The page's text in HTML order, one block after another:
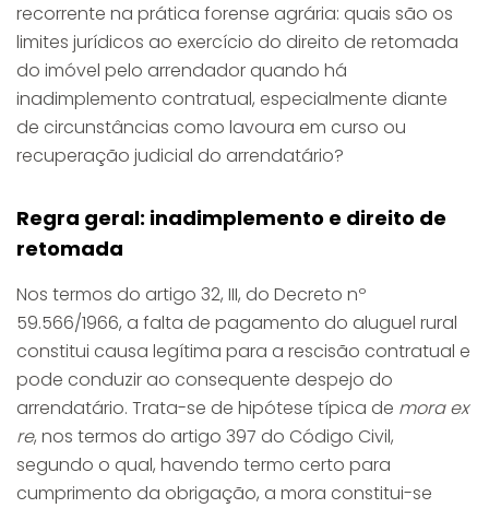
recorrente na prática forense agrária: quais são os
limites jurídicos ao exercício do direito de retomada
do imóvel pelo arrendador quando há
inadimplemento contratual, especialmente diante
de circunstâncias como lavoura em curso ou
recuperação judicial do arrendatário?
Regra geral: inadimplemento e direito de
retomada
Nos termos do artigo 32, III, do Decreto nº
59.566/1966, a falta de pagamento do aluguel rural
constitui causa legítima para a rescisão contratual e
pode conduzir ao consequente despejo do
arrendatário. Trata-se de hipótese típica de mora ex
re, nos termos do artigo 397 do Código Civil,
segundo o qual, havendo termo certo para
cumprimento da obrigação, a mora constitui-se